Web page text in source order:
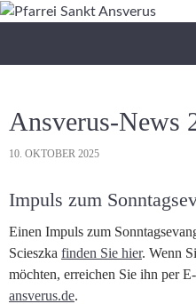
Zum
Ansverus-News
10. OKTOBER 2025
Impuls zum
Einen Impuls zum
Scieszka finden Sie hier. Wenn
möchten, erreichen Sie ihn per
ansverus.de.